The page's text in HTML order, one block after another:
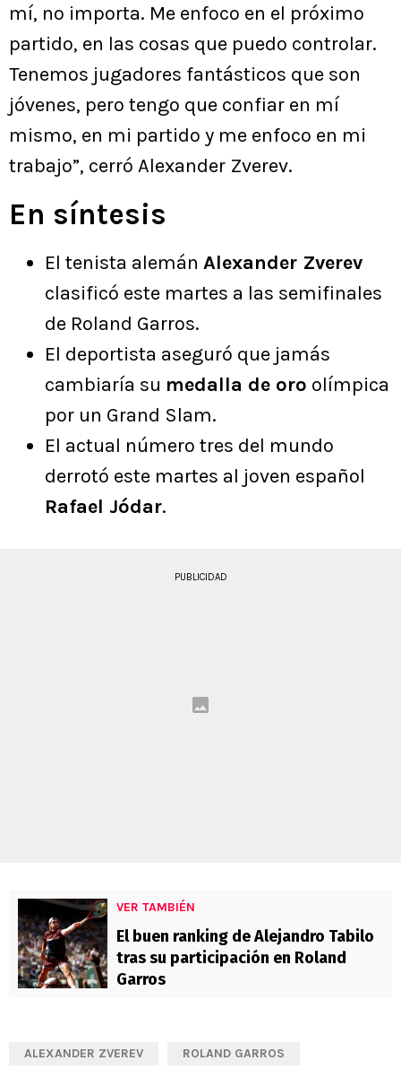
mí, no importa. Me enfoco en el próximo
partido, en las cosas que puedo controlar.
Tenemos jugadores fantásticos que son
jóvenes, pero tengo que confiar en mí
mismo, en mi partido y me enfoco en mi
trabajo”, cerró Alexander Zverev.
En síntesis
El tenista alemán Alexander Zverev
clasificó este martes a las semifinales
de Roland Garros.
El deportista aseguró que jamás
cambiaría su medalla de oro olímpica
por un Grand Slam.
El actual número tres del mundo
derrotó este martes al joven español
Rafael Jódar.
PUBLICIDAD
VER TAMBIÉN
El buen ranking de Alejandro Tabilo
tras su participación en Roland
Garros
ALEXANDER ZVEREV ROLAND GARROS